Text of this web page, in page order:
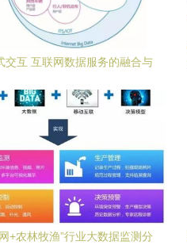
交互 互联网数据服务的融合与
+农林牧渔”行业大数据监测分